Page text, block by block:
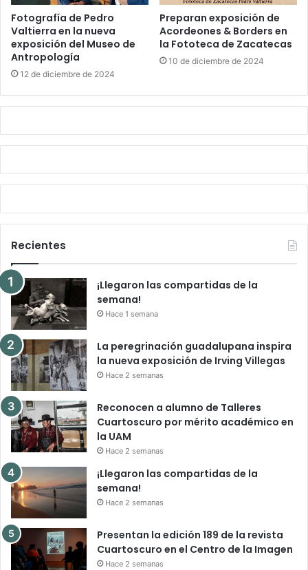
Fotografía de Pedro
Valtierra en la nueva
exposición del Museo de
Antropología
12 de diciembre de 2024
Preparan exposición de
Acordeones & Borders en
la Fototeca de Zacatecas
10 de diciembre de 2024
Recientes
¡Llegaron las compartidas de la
semana!
Hace 1 semana
La peregrinación guadalupana inspira
la nueva exposición de Irving Villegas
Hace 2 semanas
Reconocen a alumno de Talleres
Cuartoscuro por mérito académico en
la UAM
Hace 2 semanas
¡Llegaron las compartidas de la
semana!
Hace 2 semanas
Presentan la edición 189 de la revista
Cuartoscuro en el Centro de la Imagen
Hace 2 semanas